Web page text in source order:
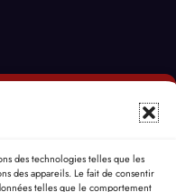
des technologies telles que les
des appareils. Le fait de consentir
telles que le comportement